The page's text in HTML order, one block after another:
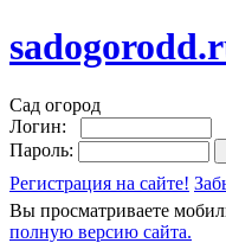
Сад огород
Логин:
Пароль:
Регистрация на сайте!
Вы просматриваете
полную версию сайта.